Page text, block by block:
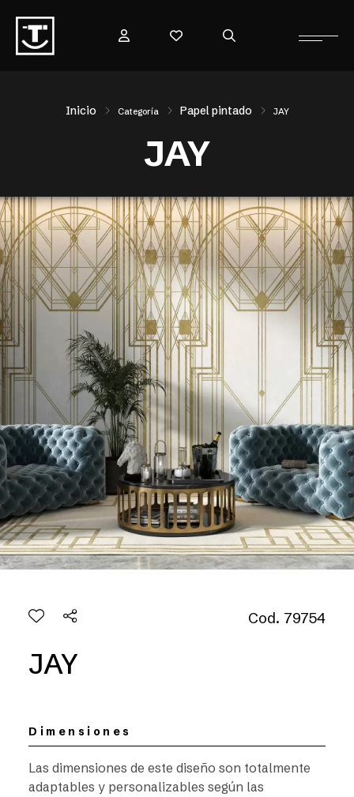
Inicio Categoría Papel pintado JAY
JAY
Cod. 79754
JAY
Dimensiones
Las dimensiones de este diseño son totalmente
adaptables y personalizables según las